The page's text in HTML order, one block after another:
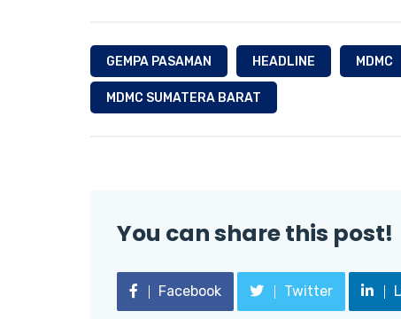
GEMPA PASAMAN HEADLINE MDMC
MDMC SUMATERA BARAT
You can share this post!
Facebook Twitter